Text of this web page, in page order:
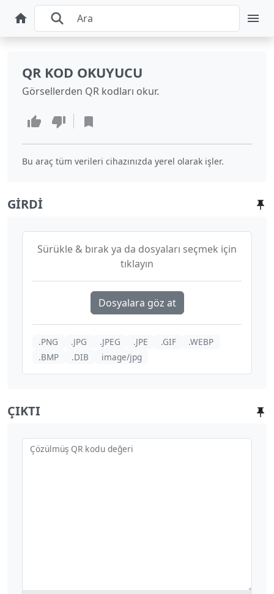
QR KOD OKUYUCU
Görsellerden QR kodları okur.
Bu araç tüm verileri cihazınızda yerel olarak işler.
GIRDI
Sürükle & bırak ya da dosyaları seçmek için
tıklayın
Dosyalara göz at
.PNG .JPG .JPEG .JPE .GIF
.WEBP
.BMP
.DIB image/jpg
ÇIKTI
Çözülmüş QR kodu değeri